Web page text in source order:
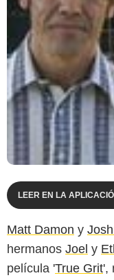
LEER EN LA
Matt Damon y
hermanos Joel y
película 'True Grit',